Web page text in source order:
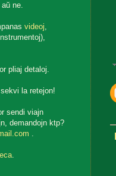
ne.
videoj,
pliaj detaloj.
la retejon!
sendi viajn
demandojn ktp?
.
.